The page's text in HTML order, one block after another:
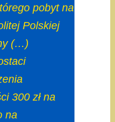
pobyt na
Polskiej
(…)
300 zł na
na